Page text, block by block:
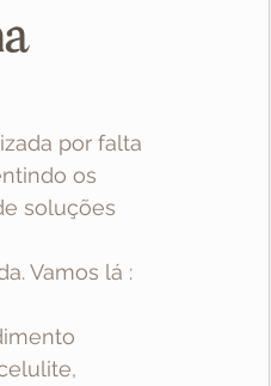
por falta
os
soluções
Vamos lá :